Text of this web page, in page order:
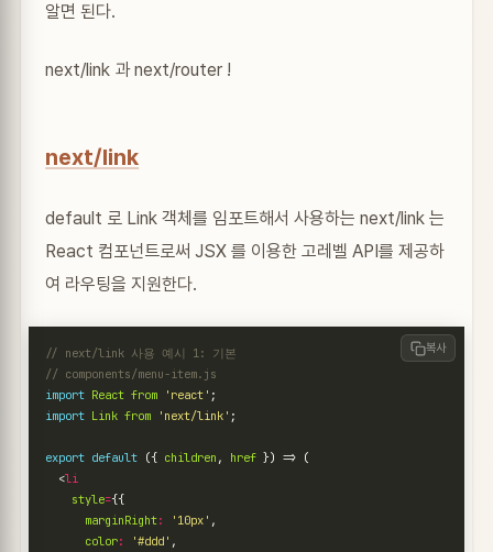
알면 된다.
next/link 과 next/router !
next/link
default 로 Link 객체를 임포트해서 사용하는 next/link 는
React 컴포넌트로써 JSX 를 이용한 고레벨 API를 제공하
여 라우팅을 지원한다.
import React from 'react' ;
import Link from 'next/link' ;
export default ({ children , href }) => (
<li
style={{
marginRight: '10px' ,
color: '#ddd' ,
복사